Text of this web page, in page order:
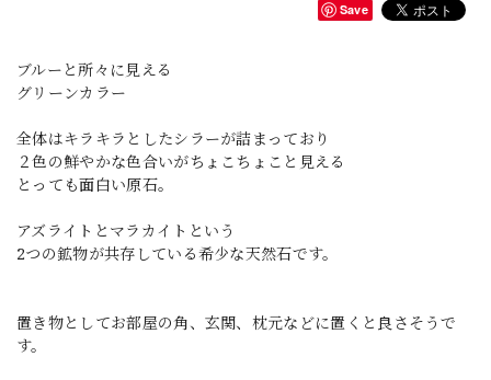
Save
ブルーと所々に見える
グリーンカラー
全体はキラキラとしたシラーが詰まっており
２色の鮮やかな色合いがちょこちょこと見える
とっても面白い原石。
アズライトとマラカイトという
2つの鉱物が共存している希少な天然石です。
置き物としてお部屋の角、玄関、枕元などに置くと良さそうで
す。